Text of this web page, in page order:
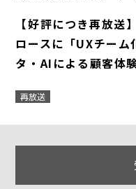
【好評につき再放送
ロースに「UXチー
タ・AIによる顧客体
再放送